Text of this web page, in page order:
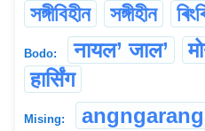
সঙ্গীবিহীন
সঙ্গীহীন
Bodo: नायल’ जाल’
हार्सिंग
Mising: angngarang